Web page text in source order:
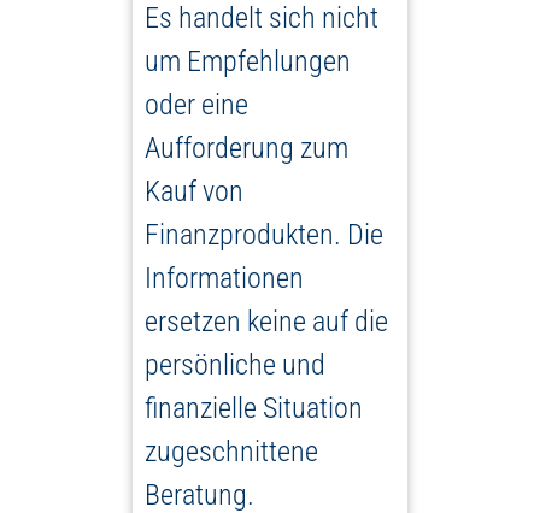
Es handelt sich nicht
um Empfehlungen
oder eine
Aufforderung zum
Kauf von
Finanzprodukten. Die
Informationen
ersetzen keine auf die
persönliche und
finanzielle Situation
zugeschnittene
Beratung.